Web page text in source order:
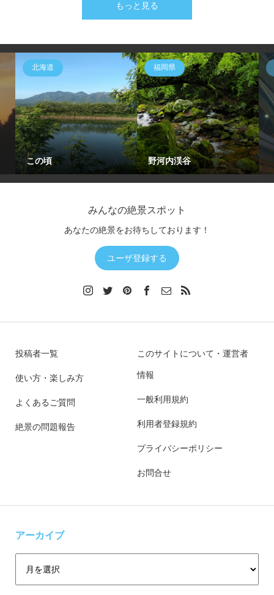
もっと見る
北海道
この頃
福岡県
野河内渓谷
みんなの絶景スポット
あなたの絶景をお待ちしております！
ユーザ登録する
投稿者一覧
使い方・楽しみ方
よくあるご質問
絶景の問題報告
このサイトについて・運営者
情報
一般利用規約
利用者登録規約
プライバシーポリシー
お問合せ
アーカイブ